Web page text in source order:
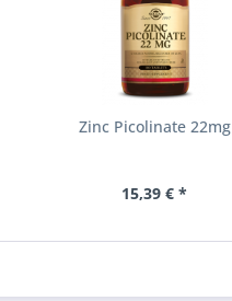
Zinc Picolinate 22mg
15,39 € *